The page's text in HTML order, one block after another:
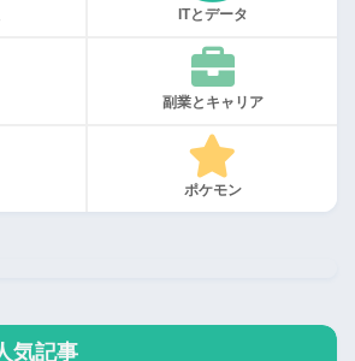
ITとデータ
副業とキャリア
ポケモン
気記事